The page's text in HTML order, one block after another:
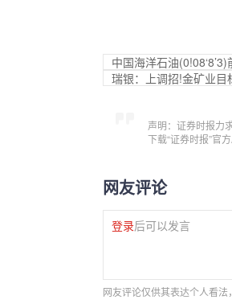
中国海洋石油
瑞银：上调招!金矿业目
声明：证券时报力
下载“证券时报”官
网友评论
登录后可以发言
网友评论仅供其表达个人看